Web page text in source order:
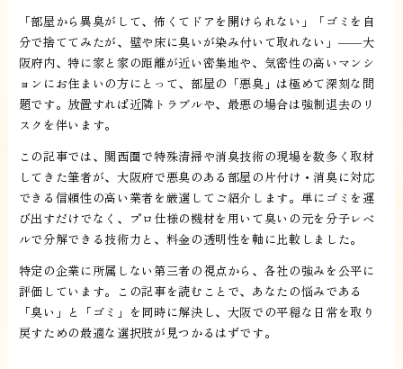
「部屋から異臭がして、怖くてドアを開けられない」「ゴミを自
分で捨ててみたが、壁や床に臭いが染み付いて取れない」——大
阪府内、特に家と家の距離が近い密集地や、気密性の高いマンシ
ョンにお住まいの方にとって、部屋の「悪臭」は極めて深刻な問
題です。放置すれば近隣トラブルや、最悪の場合は強制退去のリ
スクを伴います。
この記事では、関西圏で特殊清掃や消臭技術の現場を数多く取材
してきた筆者が、大阪府で悪臭のある部屋の片付け・消臭に対応
できる信頼性の高い業者を厳選してご紹介します。単にゴミを運
び出すだけでなく、プロ仕様の機材を用いて臭いの元を分子レベ
ルで分解できる技術力と、料金の透明性を軸に比較しました。
特定の企業に所属しない第三者の視点から、各社の強みを公平に
評価しています。この記事を読むことで、あなたの悩みである
「臭い」と「ゴミ」を同時に解決し、大阪での平穏な日常を取り
戻すための最適な選択肢が見つかるはずです。